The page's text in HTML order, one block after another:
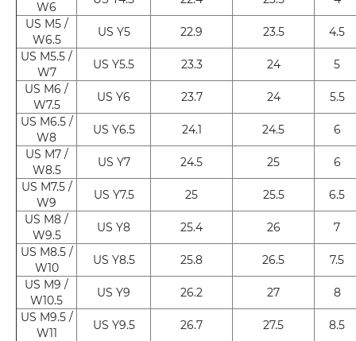
W6
US M5 /
W6.5
US Y5 22.9 23.5
4.5
US M5.5 /
W7
US Y5.5 23.3 24
5
US M6 /
W7.5
US Y6 23.7 24
5.5
US M6.5 /
W8
US Y6.5 24.1 24.5
6
US M7 /
W8.5
US Y7 24.5 25
6
US M7.5 /
W9
US Y7.5 25 25.5
6.5
US M8 /
W9.5
US Y8 25.4 26
7
US M8.5 /
W10
US Y8.5 25.8 26.5
7.5
US M9 /
W10.5
US Y9 26.2 27
8
US M9.5 /
W11
US Y9.5 26.7 27.5
8.5